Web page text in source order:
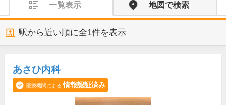
一覧表示 地図で検索
駅から近い順に全1件を表示
あさひ内科
医療機関による 情報認証済み